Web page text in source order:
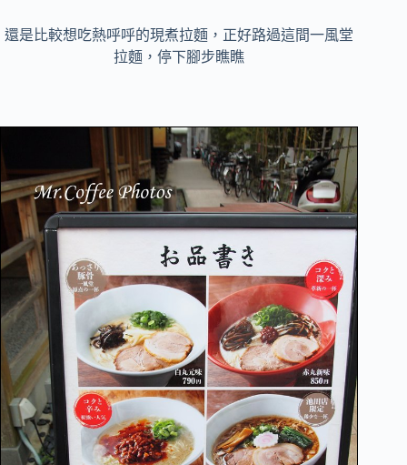
還是比較想吃熱呼呼的現煮拉麵，正好路過這間一風堂
拉麵，停下腳步瞧瞧